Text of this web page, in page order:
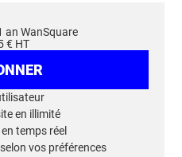
an WanSquare
€ HT
en illimité
temps réel
vos préférences